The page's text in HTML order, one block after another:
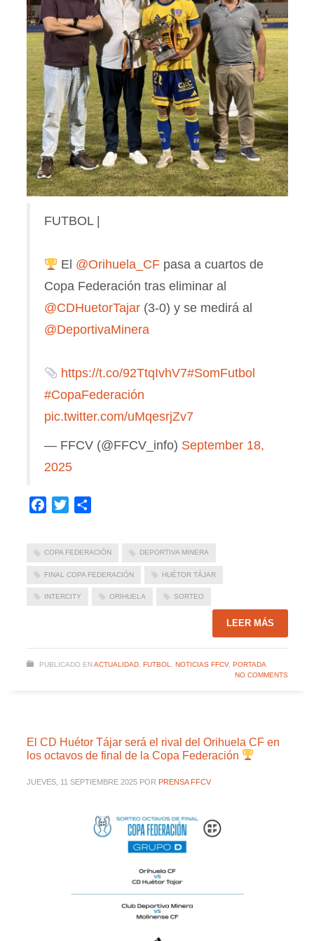
FUTBOL |
El @Orihuela_CF pasa a cuartos de
Copa Federación tras eliminar al
@CDHuetorTajar(3-0) y se medirá al
@DeportivaMinera
https://t.co/92TtqIvhV7#SomFutbol
#CopaFederación
pic.twitter.com/uMqesrjZv7
— FFCV (@FFCV_info) September 18,
2025
Facebook
Twitter
COPA FEDERACIÓN DEPORTIVA MINERA
FINAL COPA FEDERACIÓN HUÉTOR TÁJAR
INTERCITY ORIHUELA SORTEO
LEER MÁS
PUBLICADO EN ACTUALIDAD, FUTBOL, NOTICIAS FFCV, PORTADA
NO COMMENTS
El CD Huétor Tájar será el rival del Orihuela CF en
los octavos de final de la Copa Federación
JUEVES, 11 SEPTIEMBRE 2025 POR PRENSA FFCV